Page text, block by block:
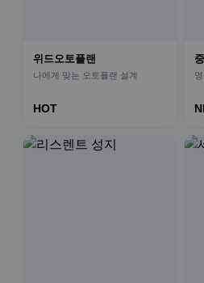
위드오토플랜
나에게 맞는 오토플랜 설계
HOT